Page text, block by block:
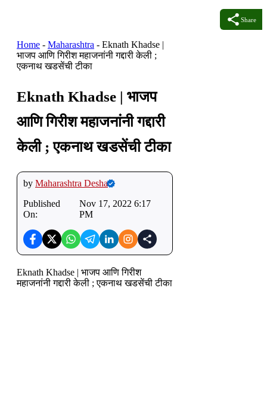
Share
Home - Maharashtra - Eknath Khadse |
भाजप आणि गिरीश महाजनांनी गद्दारी केली ;
एकनाथ खडसेंची टीका
Eknath Khadse | भाजप
आणि गिरीश महाजनांनी गद्दारी
केली ; एकनाथ खडसेंची टीका
by Maharashtra Desha
Published
On:
Nov 17, 2022 6:17
PM
Eknath Khadse | भाजप आणि गिरीश
महाजनांनी गद्दारी केली ; एकनाथ खडसेंची टीका